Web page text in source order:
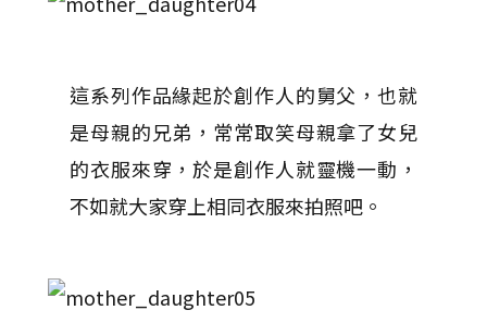
這系列作品緣起於創作人的舅父，也就
是母親的兄弟，常常取笑母親拿了女兒
的衣服來穿，於是創作人就靈機一動，
不如就大家穿上相同衣服來拍照吧。